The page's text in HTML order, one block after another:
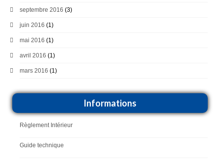
septembre 2016 (3)
juin 2016 (1)
mai 2016 (1)
avril 2016 (1)
mars 2016 (1)
Informations
Règlement Intérieur
Guide technique